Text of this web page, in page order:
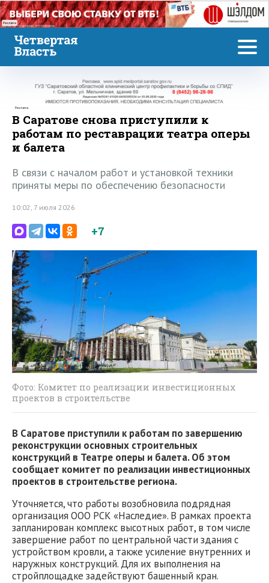
Реклама
Реклама
В Саратове снова приступили к
работам по реставрации театра оперы
и балета
В связи с началом работ и установкой техники
приняты меры по обеспечению безопасности
10:02, 7 июля 2026
+7
Фото: Комитет по реализации инвестиционных
проектов в строительстве
В Саратове приступили к работам по завершению
реконструкции основных строительных
конструкций в Театре оперы и балета. Об этом
сообщает комитет по реализации инвестиционных
проектов в строительстве региона.
Уточняется, что работы возобновила подрядная
организация ООО РСК «Наследие». В рамках проекта
запланирован комплекс высотных работ, в том числе
завершение работ по центральной части здания с
устройством кровли, а также усиление внутренних и
наружных конструкций. Для их выполнения на
стройплощадке задействуют башенный кран.